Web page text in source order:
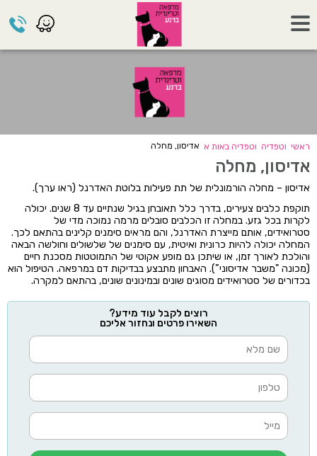
ראשי וטפדיה וטפדיה באות א אדיסון, מחלה
אדיסון, מחלה
אדיסון – מחלה הורמונלית של תת פעילות בלוטת האדרנל (ראו ערך).
תוקפת כלבים צעירים, בדרך כלל תאובחן בגיל שנתיים עד 8 שנים. יכולה
לקרות בכל גזע. במחלה זו הכלבים סובלים מרמה נמוכה מדי של
סטרואידים, אותם מייצרת האדרנל, והם מראים סימנים קלינים בהתאם לכך.
המחלה יכולה להיות כרונית ואיטית, עם סימנים של שלשולים וחולשה הבאה
והולכת לאורך זמן, או שיתכן גם מופע אקוטי של התמוטטות מסכנת חיים
(מכונה "משבר אדיסוני”). האבחון מתבצע בבדיקות דם במרפאה. הטיפול הוא
בכדורים של סטרואידים מסוגים שונים ובמינונים שונים, בהתאם למקרה.
רוצים לקבל עוד מידע?
השאירו פרטים ונחזור אליכם